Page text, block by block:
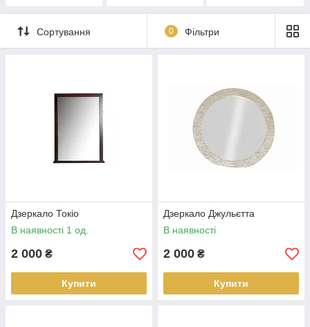
Сортування 0 Фільтри
Дзеркало Токіо
В наявності 1 од.
2 000 ₴
Купити
Дзеркало Джульєтта
В наявності
2 000 ₴
Купити